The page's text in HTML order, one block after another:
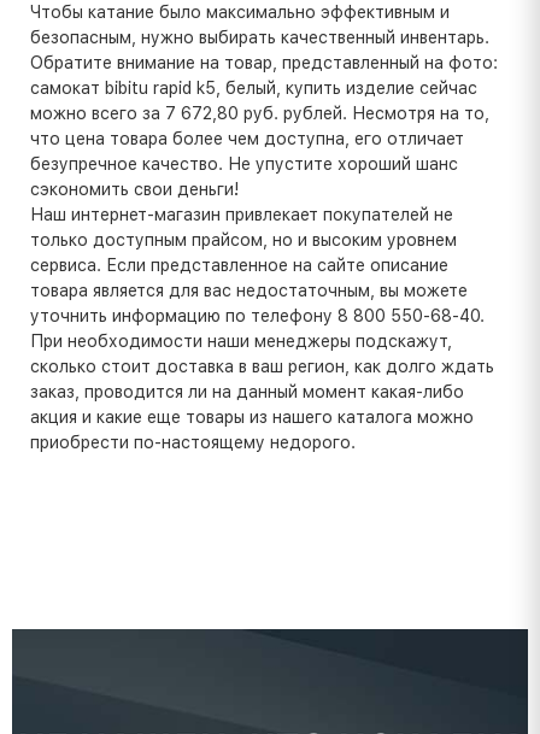
Чтобы катание было максимально эффективным и
безопасным, нужно выбирать качественный инвентарь.
Обратите внимание на товар, представленный на фото:
самокат bibitu rapid k5, белый, купить изделие сейчас
можно всего за 7 672,80 руб. рублей. Несмотря на то,
что цена товара более чем доступна, его отличает
безупречное качество. Не упустите хороший шанс
сэкономить свои деньги!
Наш интернет-магазин привлекает покупателей не
только доступным прайсом, но и высоким уровнем
сервиса. Если представленное на сайте описание
товара является для вас недостаточным, вы можете
уточнить информацию по телефону 8 800 550-68-40.
При необходимости наши менеджеры подскажут,
сколько стоит доставка в ваш регион, как долго ждать
заказ, проводится ли на данный момент какая-либо
акция и какие еще товары из нашего каталога можно
приобрести по-настоящему недорого.